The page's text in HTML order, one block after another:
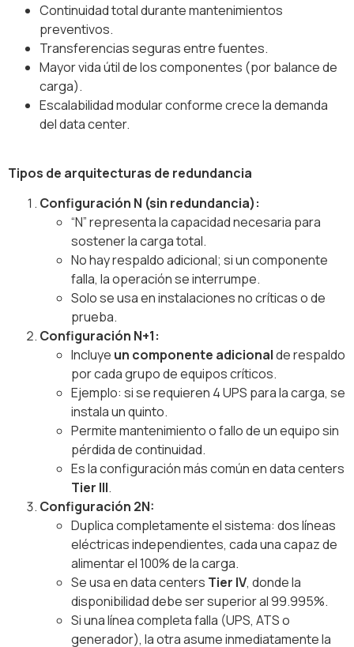
Continuidad total durante mantenimientos
preventivos.
Transferencias seguras entre fuentes.
Mayor vida útil de los componentes (por balance de
carga).
Escalabilidad modular conforme crece la demanda
del data center.
Tipos de arquitecturas de redundancia
Configuración N (sin redundancia):
“N” representa la capacidad necesaria para
sostener la carga total.
No hay respaldo adicional; si un componente
falla, la operación se interrumpe.
Solo se usa en instalaciones no críticas o de
prueba.
Configuración N+1:
Incluye un componente adicionalde respaldo
por cada grupo de equipos críticos.
Ejemplo: si se requieren 4 UPS para la carga, se
instala un quinto.
Permite mantenimiento o fallo de un equipo sin
pérdida de continuidad.
Es la configuración más común en data centers
Tier III.
Configuración 2N:
Duplica completamente el sistema: dos líneas
eléctricas independientes, cada una capaz de
alimentar el 100% de la carga.
Se usa en data centers Tier IV, donde la
disponibilidad debe ser superior al 99.995%.
Si una línea completa falla (UPS, ATS o
generador), la otra asume inmediatamente la